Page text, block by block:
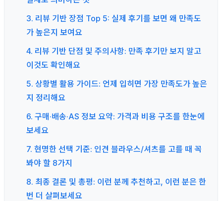
3. 리뷰 기반 장점 Top 5: 실제 후기를 보면 왜 만족도
가 높은지 보여요
4. 리뷰 기반 단점 및 주의사항: 만족 후기만 보지 말고
이것도 확인해요
5. 상황별 활용 가이드: 언제 입히면 가장 만족도가 높은
지 정리해요
6. 구매·배송·AS 정보 요약: 가격과 비용 구조를 한눈에
보세요
7. 현명한 선택 기준: 인견 블라우스/셔츠를 고를 때 꼭
봐야 할 8가지
8. 최종 결론 및 총평: 이런 분께 추천하고, 이런 분은 한
번 더 살펴보세요